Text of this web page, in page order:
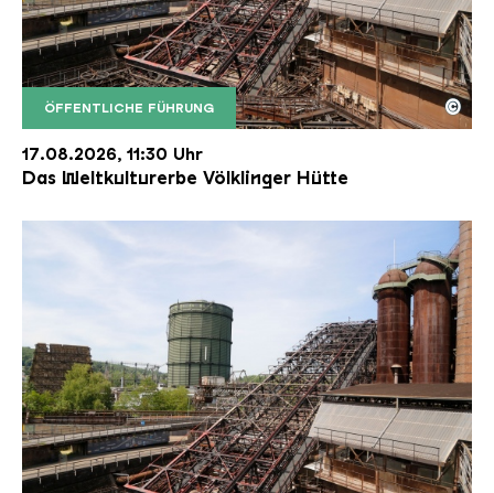
ÖFFENTLICHE FÜHRUNG
Der Erzschrägaufzug der Völklinger Hütte mit
Copyright: Weltkulturerbe Völklinger Hütte | Karl
©
17.08.2026, 11:30 Uhr
Das Weltkulturerbe Völklinger Hütte